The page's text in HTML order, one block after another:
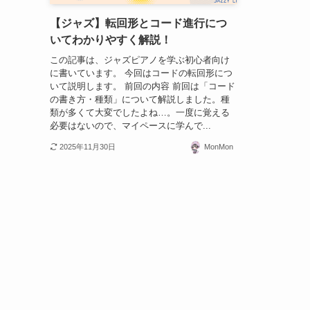
【ジャズ】転回形とコード進行につ
いてわかりやすく解説！
この記事は、ジャズピアノを学ぶ初心者向け
に書いています。 今回はコードの転回形につ
いて説明します。 前回の内容 前回は「コード
の書き方・種類」について解説しました。種
類が多くて大変でしたよね…。一度に覚える
必要はないので、マイペースに学んで...
2025年11月30日 MonMon